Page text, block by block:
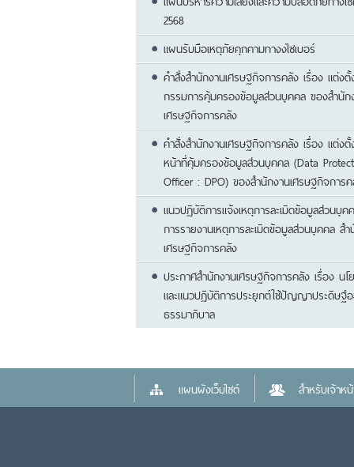
2568
แผนรับมือเหตุภัยคุกคามทางงไซเบอร์
คำสั่งสำนักงานเศรษฐกิจการคลัง เรื่อง แต่ง
กรรมการคุ้มครองข้อมูลส่วนบุคคล ของสำนัก
เศรษฐกิจการคลัง
คำสั่งสำนักงานเศรษฐกิจการคลัง เรื่อง แต่งตั้
หน้าที่คุ้มครองข้อมูลส่วนบุคคล (Data
Officer : DPO) ของสำนักงานเศรษฐกิจการ
แนวปฏิบัติการแจ้งเหตุการละเมิดข้อมูลส่วนบุค
การรายงานเหตุการละเมิดข้อมูลส่วนบุคคล ส
เศรษฐกิจการคลัง
ประกาศสำนักงานเศรษฐกิจการคลัง เรื่อง นโ
และแนวปฏิบัติการประยุกต์ใช้ปัญญาประดิษฐ์
ธรรมาภิบาล
แผนผังเว็บไซต์ สำหรับเจ้าห